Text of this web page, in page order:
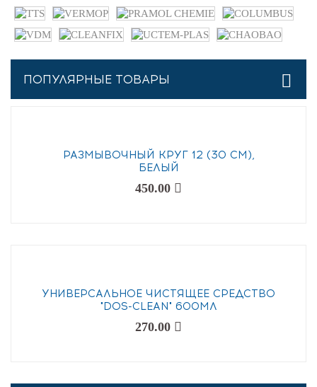
ПОПУЛЯРНЫЕ ТОВАРЫ
РАЗМЫВОЧНЫЙ КРУГ 12 (30 СМ),
БЕЛЫЙ
450.00
УНИВЕРСАЛЬНОЕ ЧИСТЯЩЕЕ СРЕДСТВО
"DOS-CLEAN" 600МЛ
270.00